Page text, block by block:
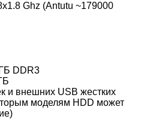
Ghz (Antutu ~179000
DDR3
и внешних USB жестких
моделям HDD может